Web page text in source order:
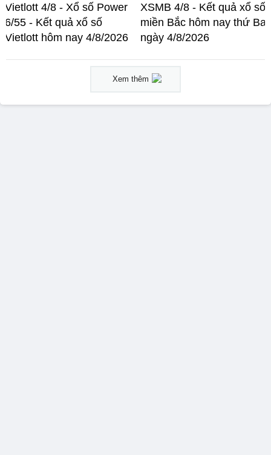
Vietlott 4/8 - Xổ số Power
6/55 - Kết quả xổ số
Vietlott hôm nay 4/8/2026
XSMB 4/8 - Kết quả xổ số
miền Bắc hôm nay thứ Ba
ngày 4/8/2026
Xem thêm